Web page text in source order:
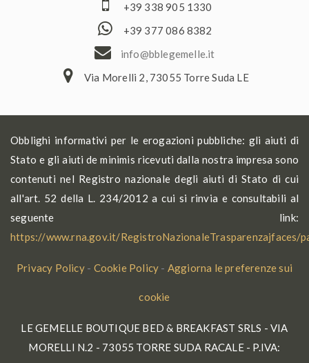
+39 338 905 1330
+39 377 086 8382
ti.el
lemeg
elbb@
ofni
Via Morelli 2, 73055 Torre Suda LE
Obblighi informativi per le erogazioni pubbliche: gli aiuti di
Stato e gli aiuti de minimis ricevuti dalla nostra impresa sono
contenuti nel Registro nazionale degli aiuti di Stato di cui
all'art. 52 della L. 234/2012 a cui si rinvia e consultabili al
seguente link:
https://www.rna.gov.it/RegistroNazionaleTrasparenzajfaces/
Privacy Policy- Cookie Policy - Aggiorna le preferenze sui
cookie
LE GEMELLE BOUTIQUE BED & BREAKFAST SRLS - VIA
MORELLI N.2 - 73055 TORRE SUDA RACALE - P.IVA: